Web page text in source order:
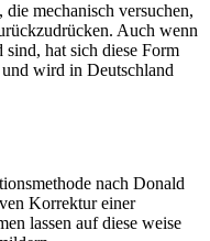
mechanisch versuchen,
Auch wenn
sind, hat sich diese Form
wird in Deutschland
nach Donald
Korrektur einer
lassen auf diese weise